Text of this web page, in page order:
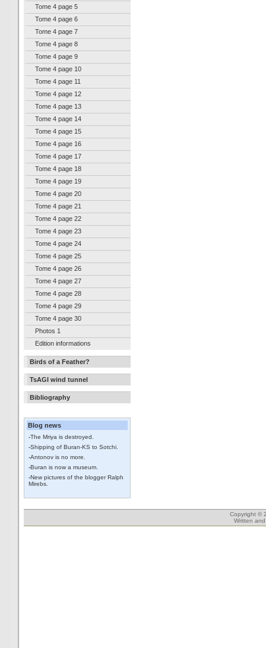
Tome 4 page 5
Tome 4 page 6
Tome 4 page 7
Tome 4 page 8
Tome 4 page 9
Tome 4 page 10
Tome 4 page 11
Tome 4 page 12
Tome 4 page 13
Tome 4 page 14
Tome 4 page 15
Tome 4 page 16
Tome 4 page 17
Tome 4 page 18
Tome 4 page 19
Tome 4 page 20
Tome 4 page 21
Tome 4 page 22
Tome 4 page 23
Tome 4 page 24
Tome 4 page 25
Tome 4 page 26
Tome 4 page 27
Tome 4 page 28
Tome 4 page 29
Tome 4 page 30
Photos 1
Edition informations
Birds of a Feather?
TsAGI wind tunnel
Bibliography
Blog news
-The Mriya is destroyed.
-Shipping of Buran-KS to Sotchi.
-Antonov is no more.
-Buran is now a museum.
-New pictures of the blogger Ralph
Mirebs.
Copyright ©
Written